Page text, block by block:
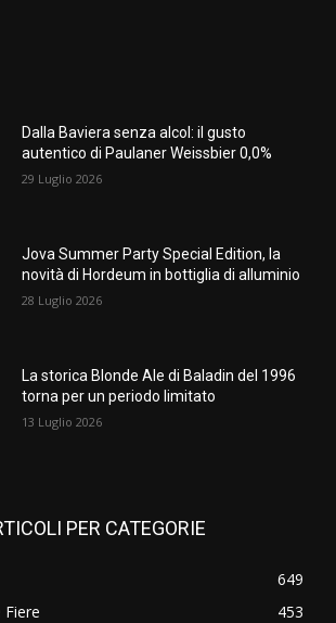
Dalla Baviera senza alcol: il gusto
autentico di Paulaner Weissbier 0,0%
29 Luglio 2026
Jova Summer Party Special Edition, la
novità di Hordeum in bottiglia di alluminio
28 Luglio 2026
La storica Blonde Ale di Baladin del 1996
torna per un periodo limitato
13 Luglio 2026
PER CATEGORIE
649
Fiere
453